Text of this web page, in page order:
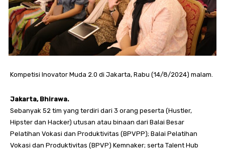
Kompetisi Inovator Muda 2.0 di Jakarta, Rabu (14/8/2024) malam.
Jakarta, Bhirawa.
Sebanyak 52 tim yang terdiri dari 3 orang peserta (Hustler,
Hipster dan Hacker) utusan atau binaan dari Balai Besar
Pelatihan Vokasi dan Produktivitas (BPVPP); Balai Pelatihan
Vokasi dan Produktivitas (BPVP) Kemnaker; serta Talent Hub